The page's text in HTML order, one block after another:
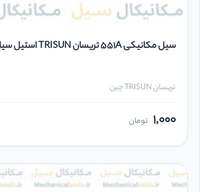
سیل مکانیکی 551A تریسان TRISUN استیل سیلیکون وایتون 16
تریسان TRISUN چین
1,000 تومان